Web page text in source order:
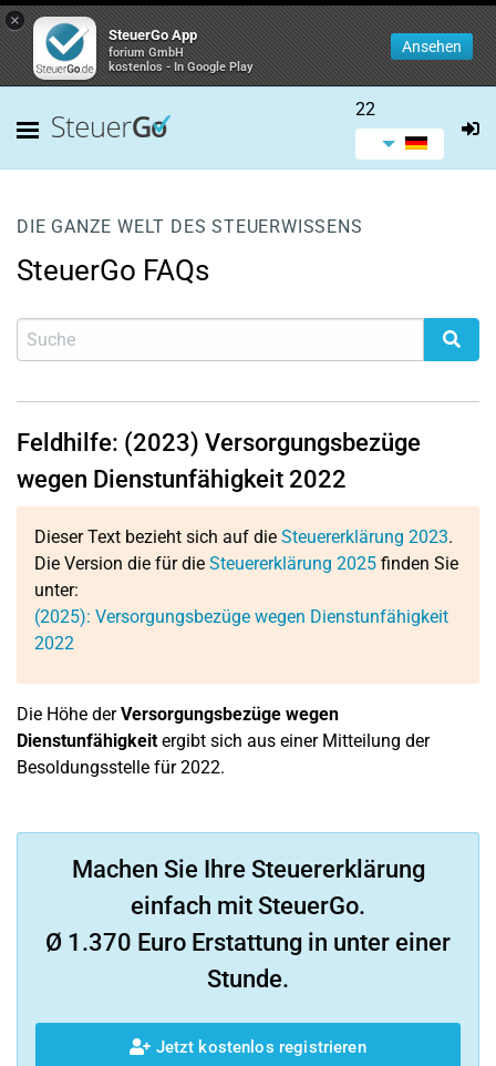
×
SteuerGo App
forium GmbH
kostenlos - In Google Play
Ansehen
22
DIE GANZE WELT DES STEUERWISSENS
SteuerGo FAQs
Feldhilfe: (2023) Versorgungsbezüge
wegen Dienstunfähigkeit 2022
Dieser Text bezieht sich auf die Steuererklärung 2023.
Die Version die für die Steuererklärung 2025 finden Sie
unter:
(2025): Versorgungsbezüge wegen Dienstunfähigkeit
2022
Die Höhe derVersorgungsbezüge wegen
Dienstunfähigkeitergibt sich aus einer Mitteilung der
Besoldungsstelle für 2022.
Machen Sie Ihre Steuererklärung
einfach mit SteuerGo.
Ø 1.370 Euro Erstattung in unter einer
Stunde.
Jetzt kostenlos registrieren